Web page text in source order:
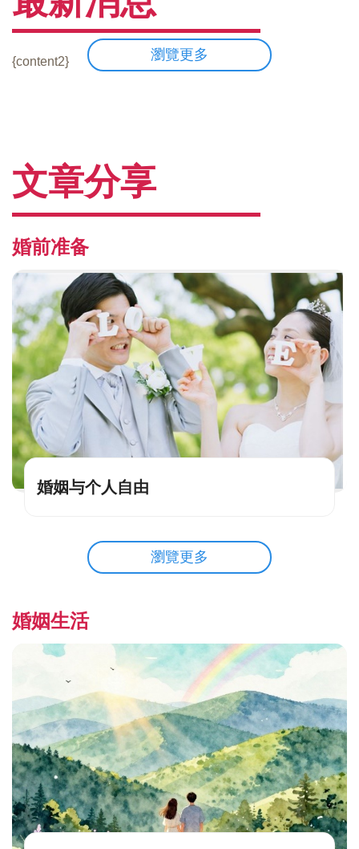
{content2} 瀏覽更多
文章分享
婚前准备
婚姻与个人自由
瀏覽更多
婚姻生活